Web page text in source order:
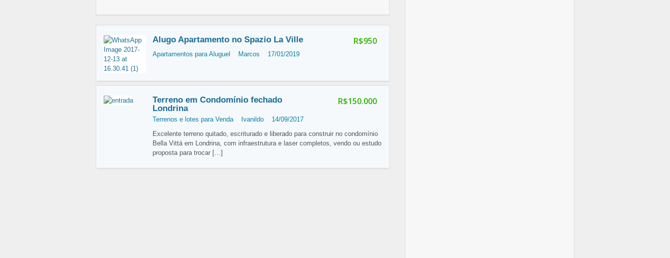
R$950
Alugo Apartamento no Spazio La Ville
Apartamentos para Aluguel Marcos 17/01/2019
R$150.000
Terreno em Condomínio fechado
Londrina
Terrenos e lotes para Venda Ivanildo
14/09/2017
Excelente terreno quitado, escriturado e liberado para construir no condomínio
Bella Vittá em Londrina, com infraestrutura e laser completos, vendo ou estudo
proposta para trocar […]